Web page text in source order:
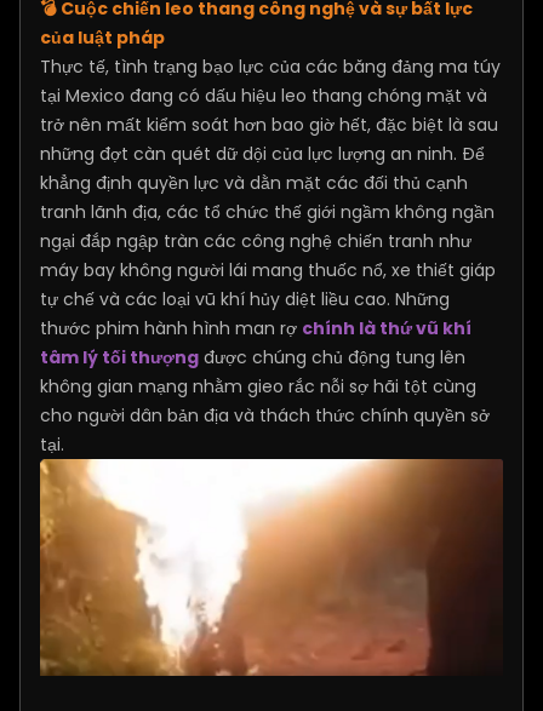
💣 Cuộc chiến leo thang công nghệ và sự bất lực
của luật pháp
Thực tế, tình trạng bạo lực của các băng đảng ma túy
tại Mexico đang có dấu hiệu leo thang chóng mặt và
trở nên mất kiểm soát hơn bao giờ hết, đặc biệt là sau
những đợt càn quét dữ dội của lực lượng an ninh. Để
khẳng định quyền lực và dằn mặt các đối thủ cạnh
tranh lãnh địa, các tổ chức thế giới ngầm không ngần
ngại đắp ngập tràn các công nghệ chiến tranh như
máy bay không người lái mang thuốc nổ, xe thiết giáp
tự chế và các loại vũ khí hủy diệt liều cao. Những
thước phim hành hình man rợ chính là thứ vũ khí
tâm lý tối thượng được chúng chủ động tung lên
không gian mạng nhằm gieo rắc nỗi sợ hãi tột cùng
cho người dân bản địa và thách thức chính quyền sở
tại.